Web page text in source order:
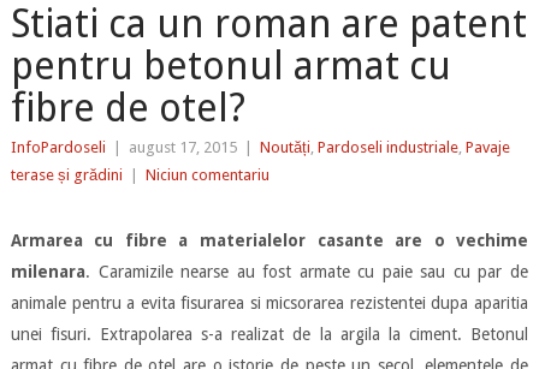
Stiati ca un roman are patent
pentru betonul armat cu
fibre de otel?
InfoPardoseli august 17, 2015 Noutăți, Pardoseli industriale, Pavaje
terase și grădini
Niciun comentariu
Armarea cu fibre a materialelor casante are o vechime
milenara. Caramizile nearse au fost armate cu paie sau cu par de
animale pentru a evita fisurarea si micsorarea rezistentei dupa aparitia
unei fisuri. Extrapolarea s-a realizat de la argila la ciment. Betonul